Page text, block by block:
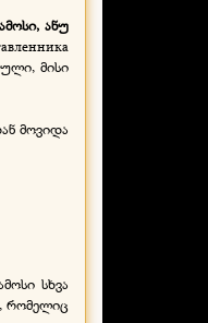
ანუ
მისი
მოვიდა
სხვა
რომელიც